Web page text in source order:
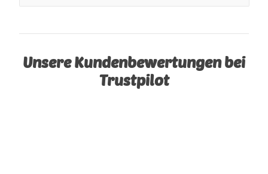
Unsere Kundenbewertungen bei
Trustpilot